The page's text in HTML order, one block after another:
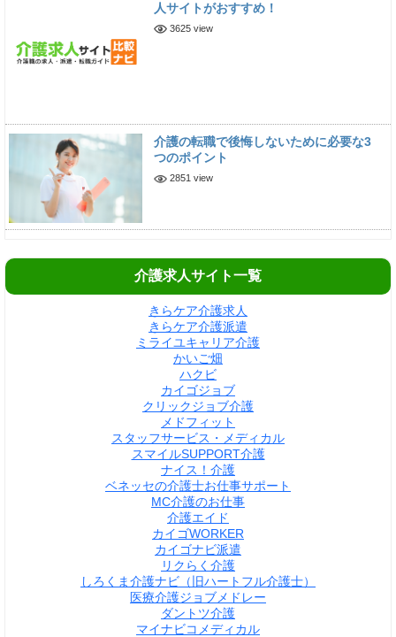
人サイトがおすすめ！
3625 view
介護の転職で後悔しないために必要な3
つのポイント
2851 view
介護求人サイト一覧
きらケア介護求人
きらケア介護派遣
ミライユキャリア介護
かいご畑
ハクビ
カイゴジョブ
クリックジョブ介護
メドフィット
スタッフサービス・メディカル
スマイルSUPPORT介護
ナイス！介護
ベネッセの介護士お仕事サポート
MC介護のお仕事
介護エイド
カイゴWORKER
カイゴナビ派遣
リクらく介護
しろくま介護ナビ（旧ハートフル介護士）
医療介護ジョブメドレー
ダントツ介護
マイナビコメディカル